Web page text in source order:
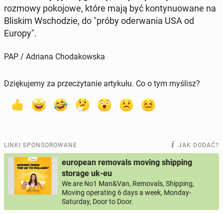
rozmowy po­ko­jo­we, które mają być kon­ty­nu­owa­ne na
Bliskim Wscho­dzie, do "próby ode­rwa­nia USA od
Europy".
PAP / Adriana Chodakowska
Dziękujemy za przeczytanie artykułu. Co o tym myślisz?
LINKI SPONSOROWANE JAK DODAĆ?
european removals moving shipping
storage uk-eu
We are No1 Man&Van, Removals, Shipping,
Moving operating 6 days a week, Monday-
Saturday, Door to Door.